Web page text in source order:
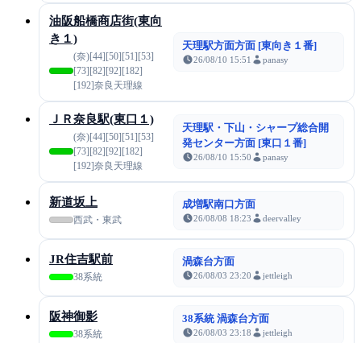
油阪船橋商店街(東向
き１)
(奈)[44][50][51][53]
[73][82][92][182]
[192]奈良天理線
天理駅方面方面 [東向き１番]
26/08/10 15:51 panasy
ＪＲ奈良駅(東口１)
(奈)[44][50][51][53]
[73][82][92][182]
[192]奈良天理線
天理駅・下山・シャープ総合開
発センター方面 [東口１番]
26/08/10 15:50 panasy
新道坂上
西武・東武
成増駅南口方面
26/08/08 18:23 deervalley
JR住吉駅前
38系統
渦森台方面
26/08/03 23:20 jettleigh
阪神御影
38系統
38系統 渦森台方面
26/08/03 23:18 jettleigh